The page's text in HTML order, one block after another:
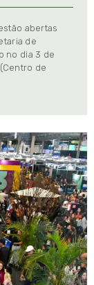
abertas
de
no dia 3 de
de